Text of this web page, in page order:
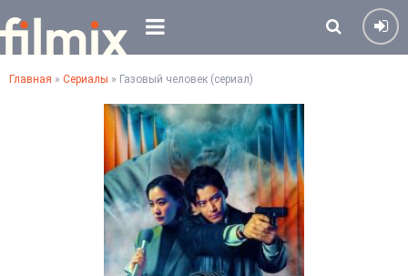
Главная » Сериалы » Газовый человек (сериал)